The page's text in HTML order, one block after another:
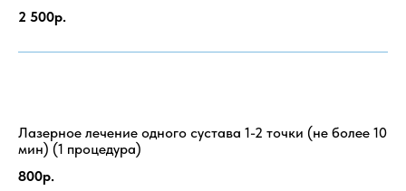
2 500р.
Лазерное лечение одного сустава 1-2 точки (не более 10
мин) (1 процедура)
800р.